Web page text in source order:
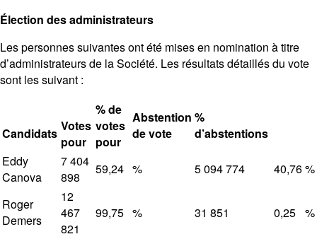
Élection des administrateurs
Les personnes suivantes ont été mises en nomination à titre
d’administrateurs de la Société. Les résultats détaillés du vote
sont les suivant :
Candidats Votes
pour
% de
votes
pour
Abstention
de vote
%
d’abstentions
Eddy
Canova
7 404
898
59,24 % 5 094 774 40,76%
Roger
Demers
12
467
821
99,75 % 31 851 0,25 %